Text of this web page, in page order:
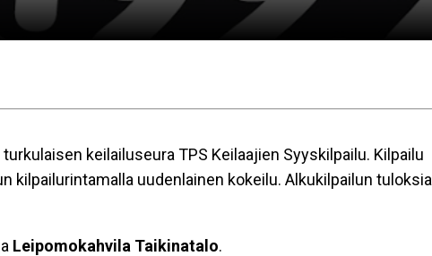
keilailuseura TPS Keilaajien Syyskilpailu. Kilpailu
kilpailurintamalla uudenlainen kokeilu. Alkukilpailun tuloksia
Leipomokahvila Taikinatalo.